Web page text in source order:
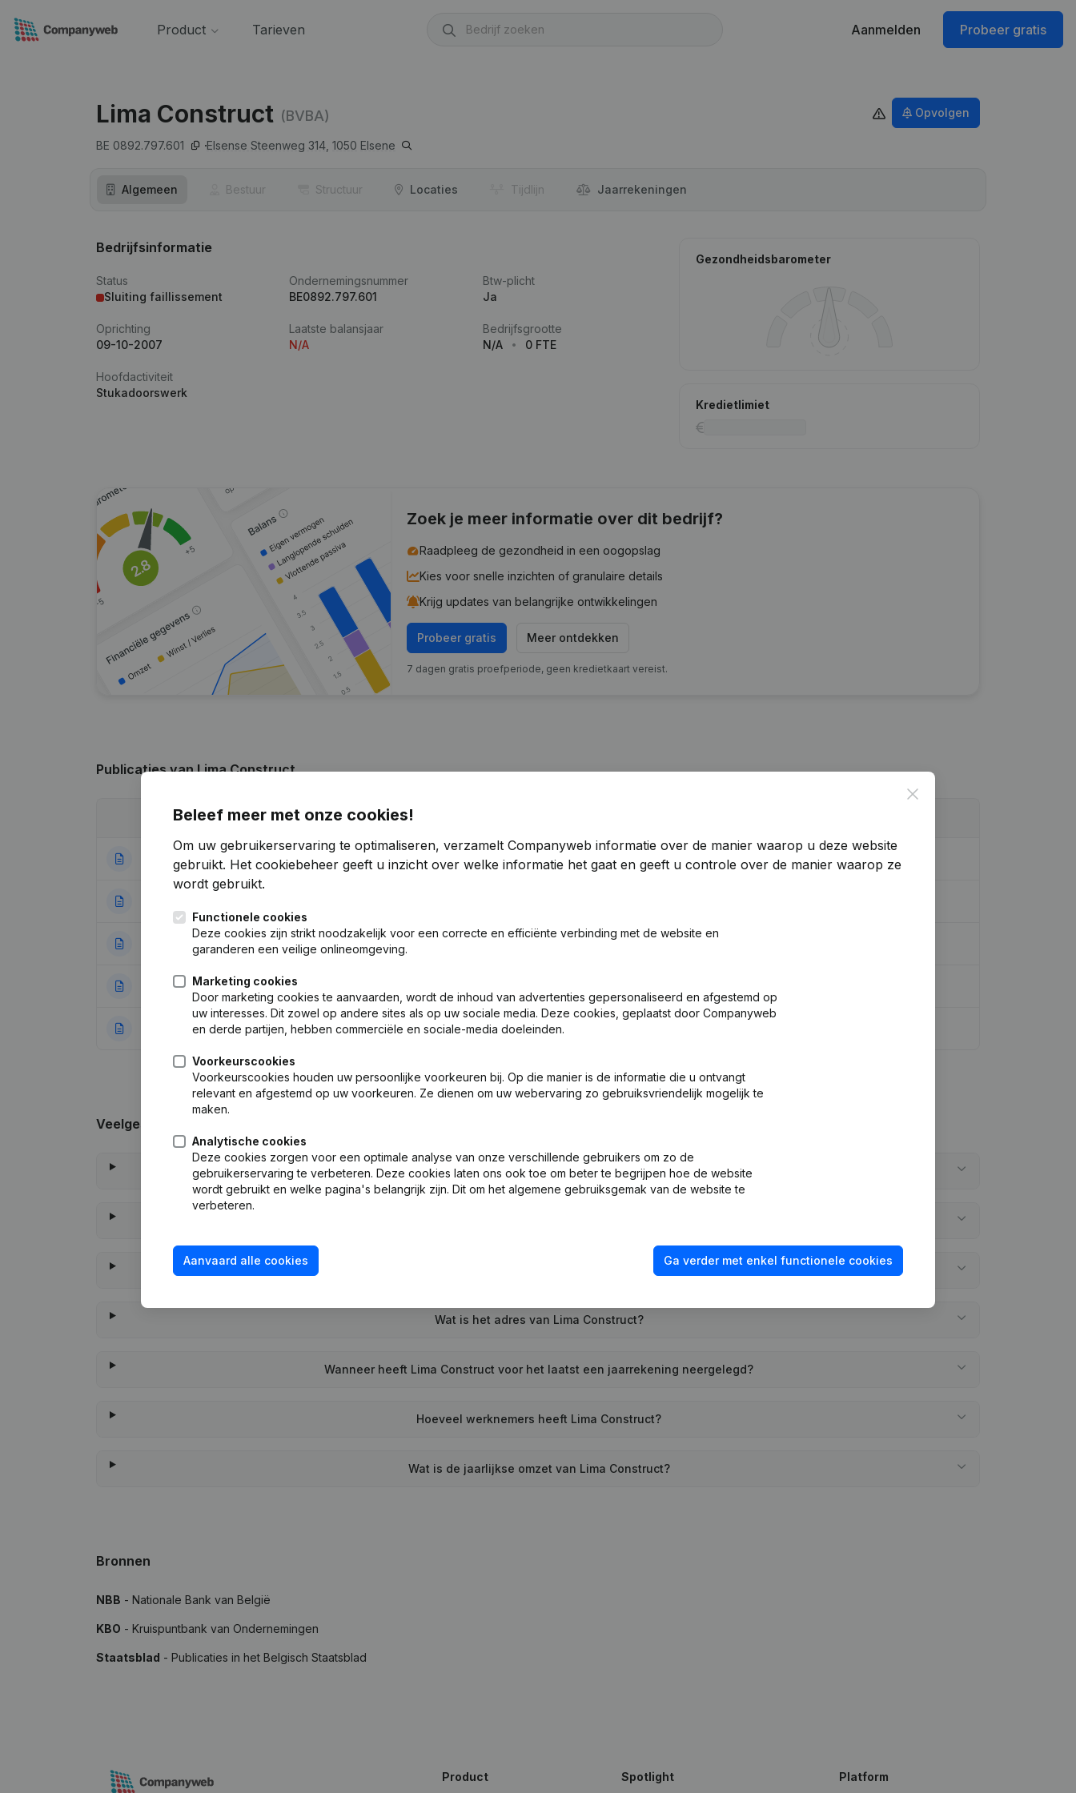
Product Tarieven Aanmelden Probeer gratis
Lima Construct (BVBA)
BE 0892.797.601 Elsense Steenweg 314, 1050 Elsene
Opvolgen
Algemeen Bestuur Structuur Locaties Tijdlijn Jaar­rekeningen
Bedrijfsinformatie
Status
Sluiting faillissement
Ondernemingsnummer
BE0892.797.601
Btw-plicht
Ja
Oprichting
09-10-2007
Laatste balansjaar
N/A
Bedrijfsgrootte
N/A
0 FTE
Hoofdactiviteit
Stukadoorswerk
Gezondheidsbarometer
Kredietlimiet
Zoek je meer informatie over dit bedrijf?
Raadpleeg de gezondheid in een oogopslag
Kies voor snelle inzichten of granulaire details
Krijg updates van belangrijke ontwikkelingen
Probeer gratis Meer ontdekken
7 dagen gratis proefperiode, geen kredietkaart vereist.
Publicatiesvan Lima Construct
Publicatie
09-08-2011 Ontslagnemingen, Benoemingen
Maatschappelijke Zetel - Ontslagnemingen, Benoemingen
18-02-2009 Doel - Ontslagnemingen, Benoemingen - Statuten (Vertaling, Coördinatie, Overige Wijzigingen, .)
14-01-2008 Ontslagnemingen, Benoemingen(FR)
Veelgestelde vragen
Wat is het btw-nummer van Lima Construct?
Wanneer werd Lima Construct opgericht?
Wat is het adres van Lima Construct?
Wanneer heeft Lima Construct voor het laatst een jaarrekening neergelegd?
Hoeveel werknemers heeft Lima Construct?
Wat is de jaarlijkse omzet van Lima Construct?
Bronnen
NBB - Nationale Bank van België
KBO - Kruispuntbank van Ondernemingen
Staatsblad - Publicaties in het Belgisch Staatsblad
Close
Beleef meer met onze cookies!
Om uw gebruikerservaring te optimaliseren, verzamelt Companyweb informatie over de manier waarop u deze website
gebruikt. Het cookiebeheer geeft u inzicht over welke informatie het gaat en geeft u controle over de manier waarop ze
wordt gebruikt.
Functionele cookies
Deze cookies zijn strikt noodzakelijk voor een correcte en efficiënte verbinding met de website en
garanderen een veilige onlineomgeving.
Marketing cookies
Door marketing cookies te aanvaarden, wordt de inhoud van advertenties gepersonaliseerd en afgestemd op
uw interesses. Dit zowel op andere sites als op uw sociale media. Deze cookies, geplaatst door Companyweb
en derde partijen, hebben commerciële en sociale-media doeleinden.
Voorkeurscookies
Voorkeurscookies houden uw persoonlijke voorkeuren bij. Op die manier is de informatie die u ontvangt
relevant en afgestemd op uw voorkeuren. Ze dienen om uw webervaring zo gebruiksvriendelijk mogelijk te
maken.
Analytische cookies
Deze cookies zorgen voor een optimale analyse van onze verschillende gebruikers om zo de
gebruikerservaring te verbeteren. Deze cookies laten ons ook toe om beter te begrijpen hoe de website
wordt gebruikt en welke pagina's belangrijk zijn. Dit om het algemene gebruiksgemak van de website te
verbeteren.
Aanvaard alle cookies Ga verder met enkel functionele cookies
Product Spotlight Platform